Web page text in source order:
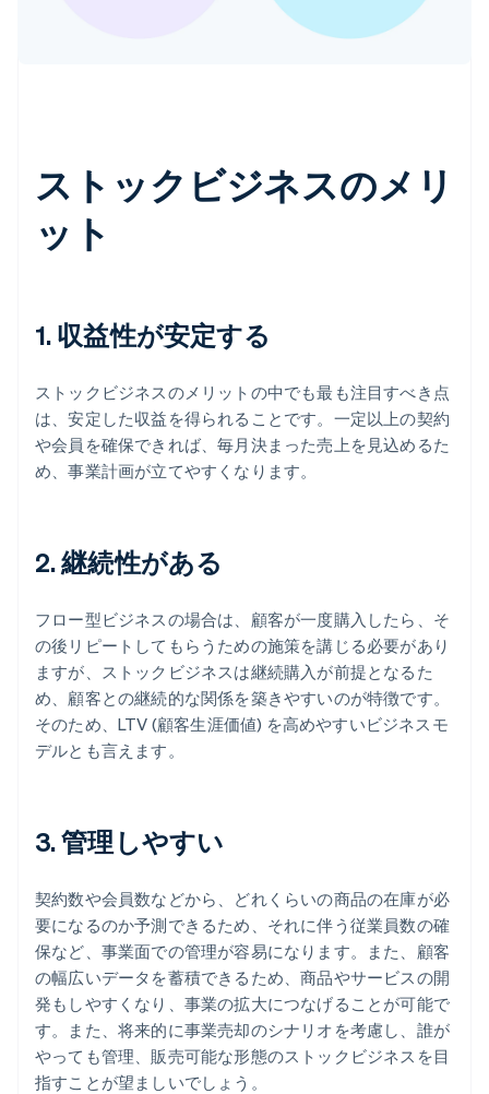
ストックビジネスのメリ
ット
1. 収益性が安定する
ストックビジネスのメリットの中でも最も注目すべき点
は、安定した収益を得られることです。一定以上の契約
や会員を確保できれば、毎月決まった売上を見込めるた
め、事業計画が立てやすくなります。
2. 継続性がある
フロー型ビジネスの場合は、顧客が一度購入したら、そ
の後リピートしてもらうための施策を講じる必要があり
ますが、ストックビジネスは継続購入が前提となるた
め、顧客との継続的な関係を築きやすいのが特徴です。
そのため、LTV (顧客生涯価値) を高めやすいビジネスモ
デルとも言えます。
3. 管理しやすい
契約数や会員数などから、どれくらいの商品の在庫が必
要になるのか予測できるため、それに伴う従業員数の確
保など、事業面での管理が容易になります。また、顧客
の幅広いデータを蓄積できるため、商品やサービスの開
発もしやすくなり、事業の拡大につなげることが可能で
す。また、将来的に事業売却のシナリオを考慮し、誰が
やっても管理、販売可能な形態のストックビジネスを目
指すことが望ましいでしょう。